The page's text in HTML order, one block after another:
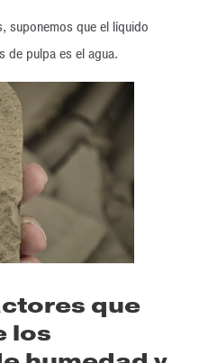
suponemos que el líquido
de pulpa es el agua.
que
los